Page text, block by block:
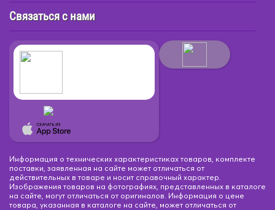
Связаться с нами
Информация о технических характеристиках товаров, комплекте
поставки, заявленная на сайте может отличаться от
действительных в товаре и носит справочный характер.
Изображения товаров на фотографиях, представленных в каталоге
на сайте, могут отличаться от оригиналов. Информация о цене
товара, указанная в каталоге на сайте, может отличаться от